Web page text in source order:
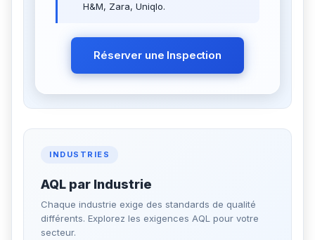
H&M, Zara, Uniqlo.
Réserver une Inspection
INDUSTRIES
AQL par Industrie
Chaque industrie exige des standards de qualité
différents. Explorez les exigences AQL pour votre
secteur.